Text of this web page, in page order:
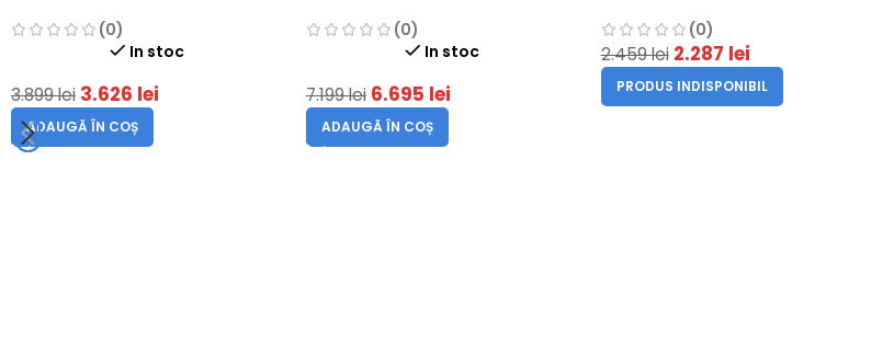
(0)
In stoc
3.899lei 3.626 lei
ADAUGĂ ÎN COȘ
(0)
In stoc
7.199lei 6.695 lei
ADAUGĂ ÎN COȘ
(0)
2.459lei 2.287 lei
PRODUS INDISPONIBIL